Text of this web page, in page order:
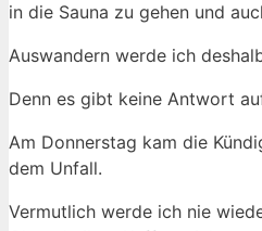
in die Sauna zu gehen und
Auswandern werde ich
Denn es gibt keine Antwort
Am Donnerstag kam die
dem Unfall.
Vermutlich werde ich nie